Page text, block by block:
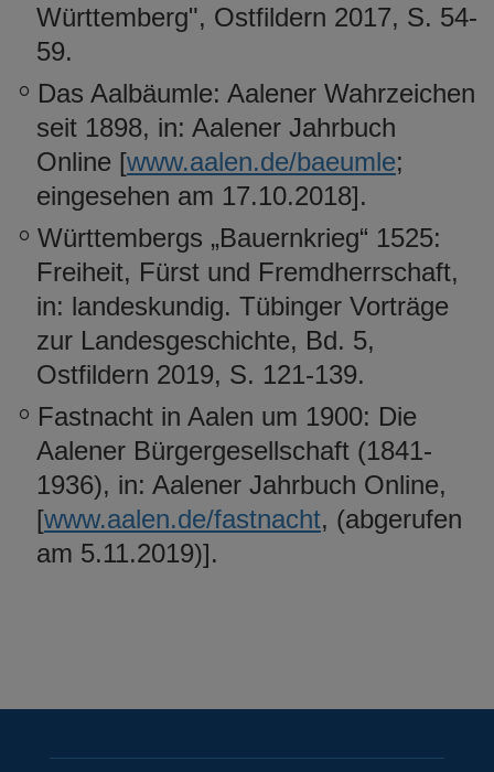
Württemberg", Ostfildern 2017, S. 54-
59.
Das Aalbäumle: Aalener Wahrzeichen
seit 1898, in: Aalener Jahrbuch
Online [www.aalen.de/baeumle;
eingesehen am 17.10.2018].
Württembergs „Bauernkrieg“ 1525:
Freiheit, Fürst und Fremdherrschaft,
in: landeskundig. Tübinger Vorträge
zur Landesgeschichte, Bd. 5,
Ostfildern 2019, S. 121-139.
Fastnacht in Aalen um 1900: Die
Aalener Bürgergesellschaft (1841-
1936), in: Aalener Jahrbuch Online,
[www.aalen.de/fastnacht, (abgerufen
am 5.11.2019)].